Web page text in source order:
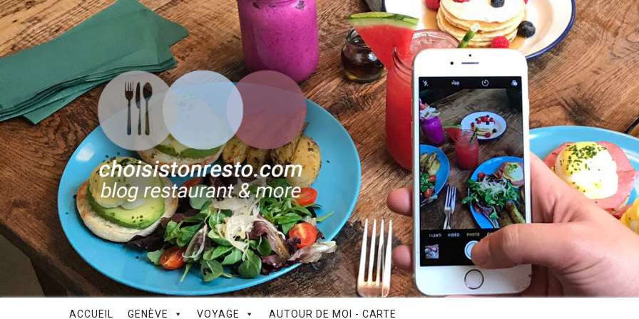
ACCUEIL GENÈVE VOYAGE AUTOUR DE MOI - CARTE